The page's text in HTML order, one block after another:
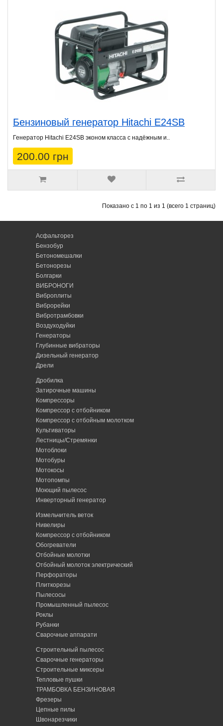
Бензиновый генератор Hitachi E24SB
Генератор Hitachi E24SB эконом класса с надёжным и..
200.00 грн
Показано с 1 по 1 из 1 (всего 1 страниц)
Асфальторез
Бензобур
Бетономешалки
Бетонорезы
Болгарки
ВИБРОНОГИ
Виброплиты
Виброрейки
Вибротрамбовки
Воздуходуйки
Генераторы
Глубинные вибраторы
Дизельный генератор
Дрели
Дробилка
Затирочные машины
Компрессоры
Компрессор с отбойником
Компрессор с отбойным молотком
Культиваторы
Лестницы/Стремянки
Мотоблоки
Мотобуры
Мотокосы
Мотопомпы
Моющий пылесос
Инверторный генератор
Измельчитель веток
Нивелиры
Компрессор с отбойником
Обогреватели
Отбойные молотки
Отбойный молоток электрический
Перфораторы
Плиткорезы
Пылесосы
Промышленный пылесос
Роклы
Рубанки
Сварочные аппарати
Строительный пылесос
Сварочные генераторы
Строительные миксеры
Тепловые пушки
ТРАМБОВКА БЕНЗИНОВАЯ
Фрезеры
Цепные пилы
Швонарезчики